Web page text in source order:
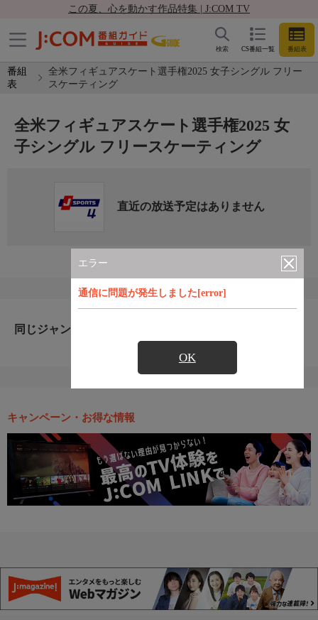
この夏、心を動かす作品特集 | J:COM TV
CS番組一覧 番組表
検索
番組
表
全米フィギュアスケート選手権2025 女子シングル フリー
スケーティング
エラー
通信に問題が発生しました[error]
OK
全米フィギュアスケート選手権2025 女
子シングル フリースケーティング
直近の放送予定はありません
同じジャンルのおすすめ番組
キャンペーン・お得な情報